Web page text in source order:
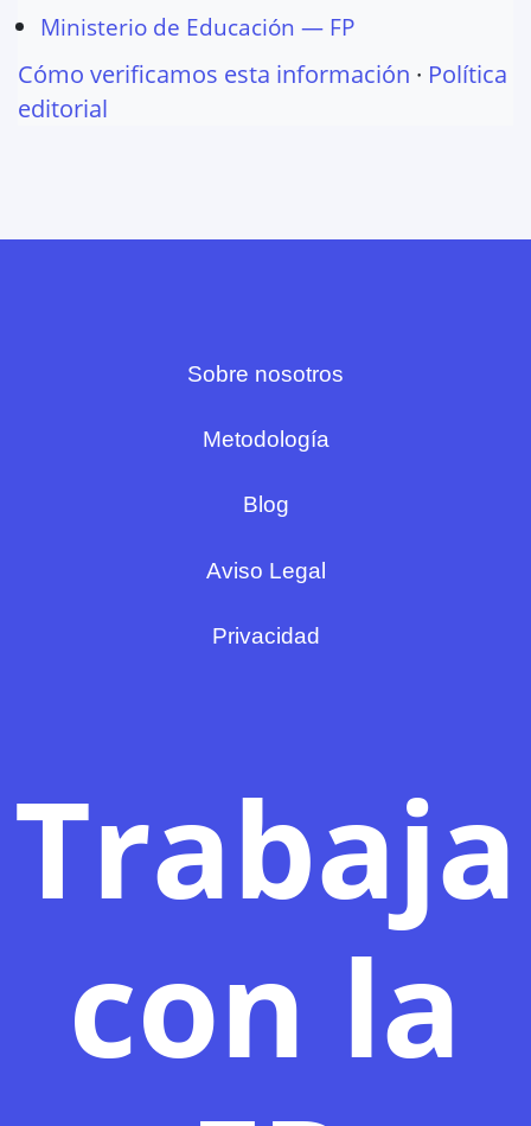
Ministerio de Educación — FP
Cómo verificamos esta información · Política
editorial
Sobre nosotros
Metodología
Blog
Aviso Legal
Privacidad
Trabaja
con la